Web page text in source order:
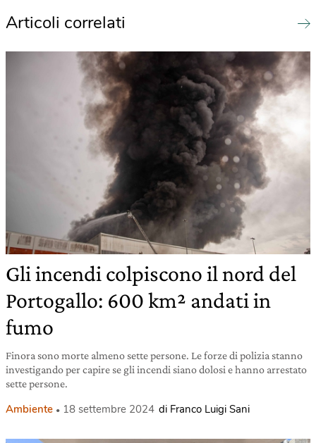
Articoli correlati
Gli incendi colpiscono il nord del
Portogallo: 600 km² andati in
fumo
Finora sono morte almeno sette persone. Le forze di polizia stanno
investigando per capire se gli incendi siano dolosi e hanno arrestato
sette persone.
Ambiente 18 settembre 2024 di Franco Luigi Sani